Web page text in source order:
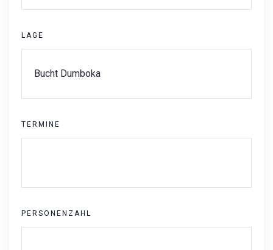
LAGE
TERMINE
PERSONENZAHL